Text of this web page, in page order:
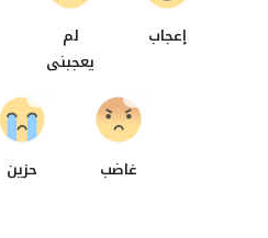
إعجاب
لم
يعجبنى
غاضب
0
حزين